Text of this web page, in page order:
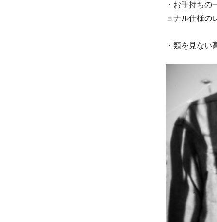
・お手持ち
ョナル仕様の
・類を見な